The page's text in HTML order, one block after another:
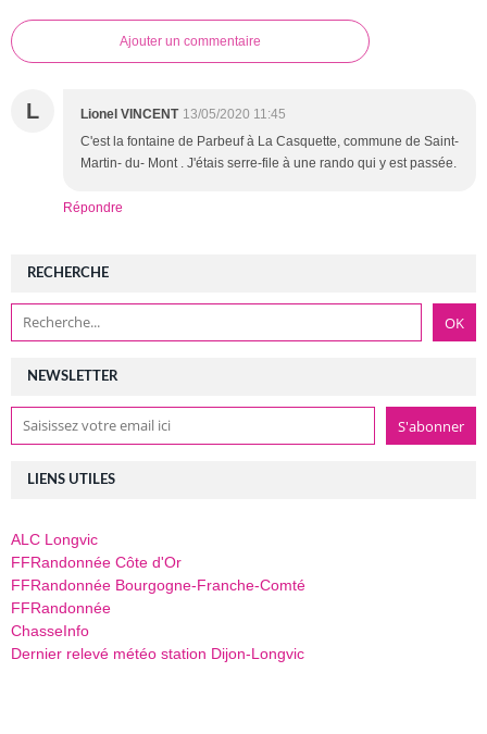
Ajouter un commentaire
L Lionel VINCENT 13/05/2020 11:45
C'est la fontaine de Parbeuf à La Casquette, commune de Saint-
Martin- du- Mont . J'étais serre-file à une rando qui y est passée.
Répondre
NEWSLETTER
RECHERCHE
LIENS UTILES
ALC Longvic
FFRandonnée Côte d'Or
FFRandonnée Bourgogne-Franche-Comté
FFRandonnée
ChasseInfo
Dernier relevé météo station Dijon-Longvic